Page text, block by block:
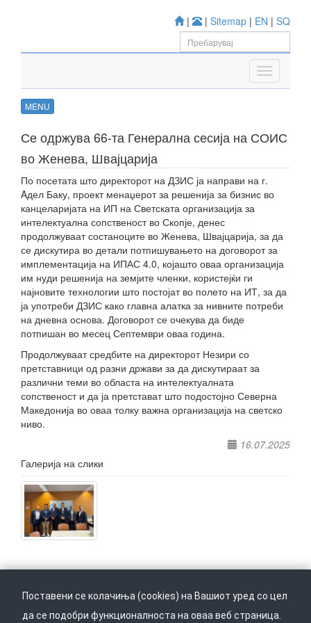
| | Sitemap | EN | SQ
MENU
Се одржува 66-та Генерална сесија на СОИС
во Женева, Швајцарија
По посетата што директорот на ДЗИС ја направи на г.
Aдел Баку, проект менаџерот за решенија за бизнис во
канцеларијата на ИП на Светската организација за
интелектуална сопственост во Скопје, денес
продолжуваат состаноците во Женева, Швајцарија, за да
се дискутира во детали потпишувањето на договорот за
имплементација на ИПАС 4.0, којашто оваа организација
им нуди решенија на земјите членки, користејќи ги
најновите технологии што постојат во полето на ИТ, за да
ја употреби ДЗИС како главна алатка за нивните потреби
на дневна основа. Договорот се очекува да биде
потпишан во месец Септември оваа година.
Продолжуваат средбите на директорот Незири со
претставници од разни држави за да дискутираат за
различни теми во областа на интелектуалната
сопственост и да ја претстават што подостојно Северна
Македонија во оваа толку важна организација на светско
ниво.
16.07.2025
Галерија на слики
Поставени се колачиња (cookies) на Вашиот уред со цел
да се подобри функционалноста на оваа веб страница.